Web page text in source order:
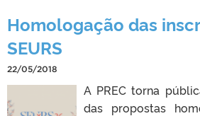
Homologação das
SEURS
22/05/2018
A PREC torna
das propostas